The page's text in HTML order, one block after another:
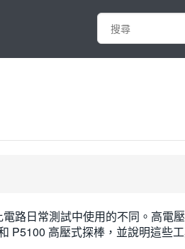
路日常測試中使用的不同。高電
P5100 高壓式探棒，並說明這些